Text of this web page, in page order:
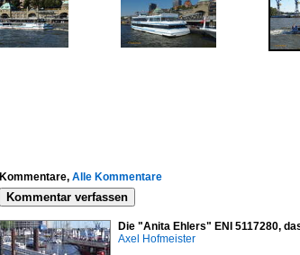
Kommentare, Alle Kommentare
Kommentar verfassen
Die "Anita Ehlers" ENI 5117280,
Axel Hofmeister